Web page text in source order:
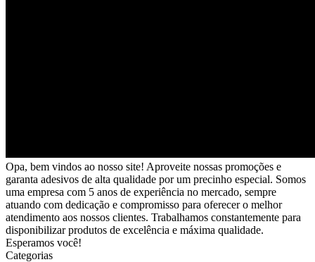
Opa, bem vindos ao nosso site! Aproveite nossas promoções e
garanta adesivos de alta qualidade por um precinho especial. Somos
uma empresa com 5 anos de experiência no mercado, sempre
atuando com dedicação e compromisso para oferecer o melhor
atendimento aos nossos clientes. Trabalhamos constantemente para
disponibilizar produtos de excelência e máxima qualidade.
Esperamos você!
Categorias